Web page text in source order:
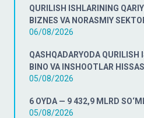
QURILISH ISHLARINING
BIZNES VA NORASMIY
06/08/2026
QASHQADARYODA QURILISH
BINO VA INSHOOTLAR
05/08/2026
6 OYDA — 9 432,9 MLRD
05/08/2026